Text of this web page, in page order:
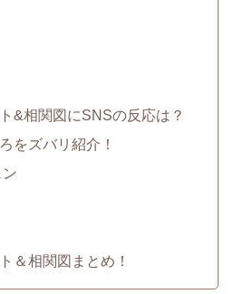
&相関図にSNSの反応は？
をズバリ紹介！
＆相関図まとめ！